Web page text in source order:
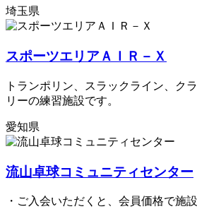
埼玉県
スポーツエリアＡＩＲ－Ｘ
トランポリン、スラックライン、ク
リーの練習施設です。
愛知県
流山卓球コミュニティセンター
・ご入会いただくと、会員価格で施